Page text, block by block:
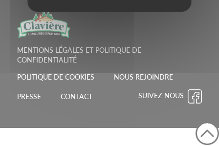
l’article
MENTIONS LÉGALES ET POLITIQUE DE
CONFIDENTIALITÉ
POLITIQUE DE COOKIES NOUS REJOINDRE
PRESSE CONTACT SUIVEZ-NOUS